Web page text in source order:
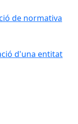
de normativa
d'una entitat